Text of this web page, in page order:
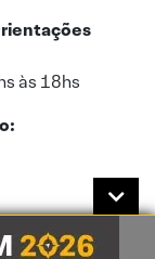
às 18hs
a nossaPolítica de
.